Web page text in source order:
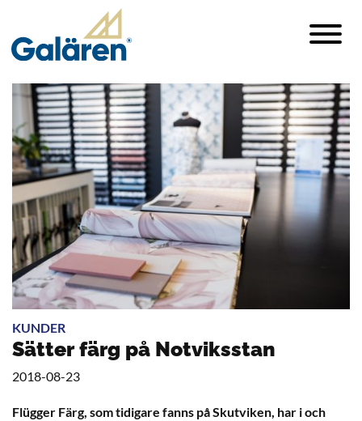
KUNDER
Sätter färg på Notviksstan
2018-08-23
Flügger Färg, som tidigare fanns på Skutviken, har i och